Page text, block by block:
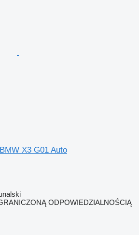
X3 G01 Auto
ODPOWIEDZIALNOŚCIĄ